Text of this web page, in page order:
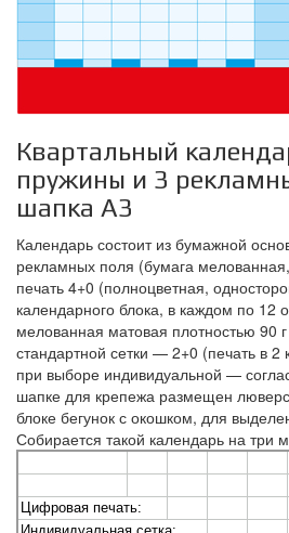
Квартальный
пружины и 3
шапка А3
Календарь состоит из бумажной
рекламных поля (бумага
печать 4+0 (полноцветная,
календарного блока, в каждом по 12
мелованная матовая плотностью 90
стандартной сетки — 2+0 (печать в 2
при выборе индивидуальной —
шапке для крепежа размещен
блоке бегунок с окошком, для
Собирается такой календарь на три